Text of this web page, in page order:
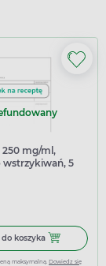
40 kapsułek
mg/ml,
5
koszyka Dodaj do
maksymalną. Dowiedz się